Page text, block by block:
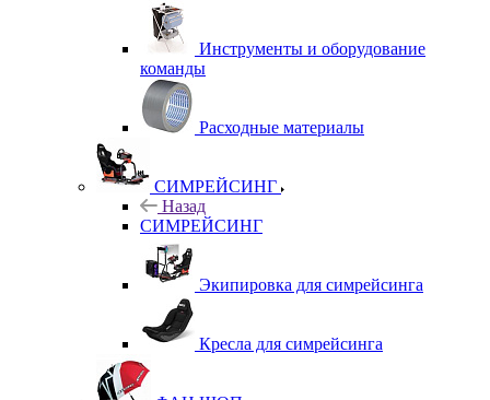
Инструменты и оборудование
команды
Расходные материалы
СИМРЕЙСИНГ
Назад
СИМРЕЙСИНГ
Экипировка для симрейсинга
Кресла для симрейсинга